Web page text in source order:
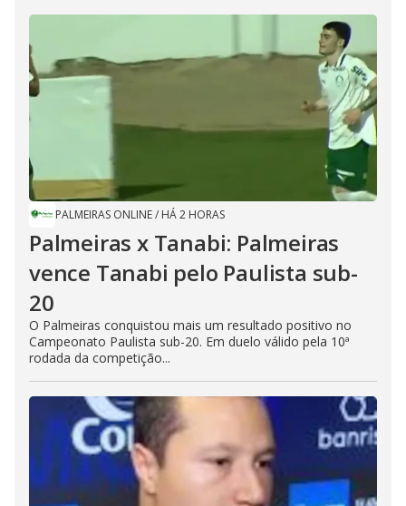
PALMEIRAS ONLINE/ HÁ 2 HORAS
Palmeiras x Tanabi: Palmeiras
vence Tanabi pelo Paulista sub-
20
O Palmeiras conquistou mais um resultado positivo no
Campeonato Paulista sub-20. Em duelo válido pela 10ª
rodada da competição...